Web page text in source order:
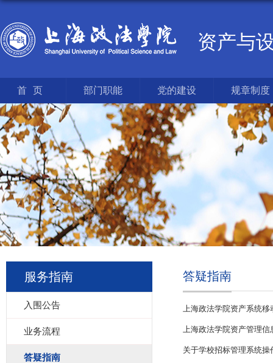
资产与
首页 部门职能 党的建设 规章制度
服务指南
入围公告
业务流程
答疑指南
答疑指南
上海政法学院资产系统
上海政法学院资产管理信
关于学校招标管理系统操